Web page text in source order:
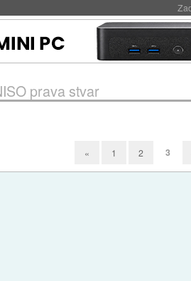
prava stvar
« 1 2 3